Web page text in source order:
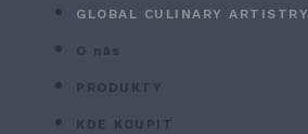
GLOBAL CULINARY ARTISTRY
O nás
PRODUKTY
KDE KOUPIT